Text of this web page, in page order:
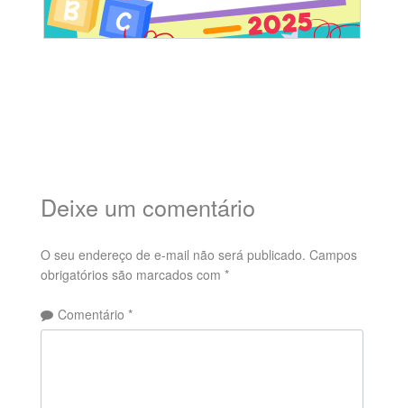
Deixe um comentário
O seu endereço de e-mail não será publicado. Campos
obrigatórios são marcados com *
Comentário *